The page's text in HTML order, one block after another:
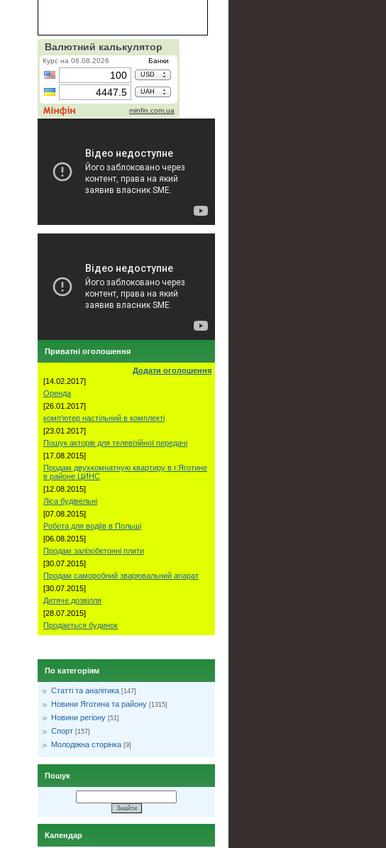
Приватні оголошення
Додати оголошення
[14.02.2017]
Оренда
[26.01.2017]
комп'ютер настільний в комплекті
[23.01.2017]
Пошук акторів для телевізійної передачі
[17.08.2015]
Продам двухкомнатную квартиру в г.Яготине
в районе ЦИНС
[12.08.2015]
Ліса будівельні
[07.08.2015]
Робота для водіїв в Польші
[06.08.2015]
Продам залізобетонні плити
[30.07.2015]
Продам саморобний зварювальний апарат
[30.07.2015]
Дитяче дозвілля
[28.07.2015]
Продаеться будинок
По категоріям
Статті та аналітика [147]
Новини Яготина та району [1315]
Новини регіону [51]
Спорт [157]
Молодіжна сторінка [9]
Пошук
Календар